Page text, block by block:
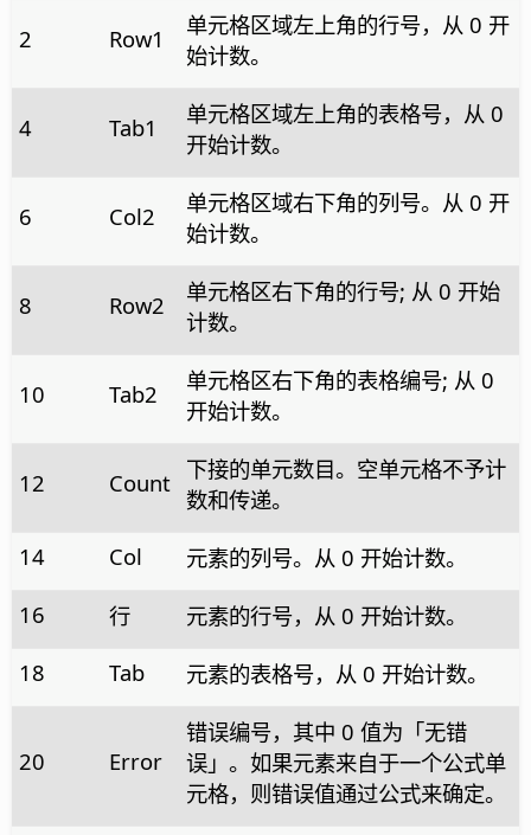
2 Row1
单元格区域左上角的行号，从 0 开
始计数。
4 Tab1
单元格区域左上角的表格号，从 0
开始计数。
6 Col2
单元格区域右下角的列号。从 0 开
始计数。
8 Row2
单元格区右下角的行号; 从 0 开始
计数。
10 Tab2
单元格区右下角的表格编号; 从 0
开始计数。
12 Count 下接的单元数目。空单元格不予计
数和传递。
14
Col
元素的列号。从 0 开始计数。
16
行
元素的行号，从 0 开始计数。
18
Tab 元素的表格号，从 0 开始计数。
20 Error
错误编号，其中 0 值为「无错
误」。如果元素来自于一个公式单
元格，则错误值通过公式来确定。